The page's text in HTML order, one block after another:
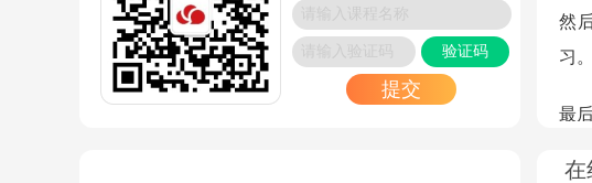
2024/11/14
HCIE-Security考试费用是多少？
2024/11/13
验证码
提交
然
习
最
在